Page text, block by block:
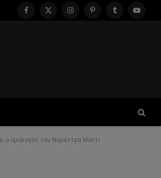
Facebook
X
InstagramPinterestTumblr
ο ομόλογός του Ναρέντρα Μόντι